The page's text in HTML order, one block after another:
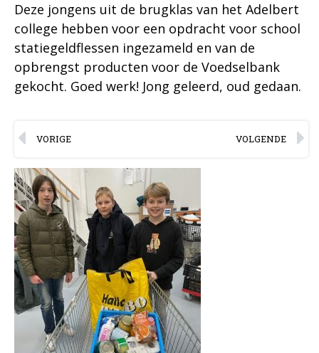
Deze jongens uit de brugklas van het Adelbert
college hebben voor een opdracht voor school
statiegeldflessen ingezameld en van de
opbrengst producten voor de Voedselbank
gekocht. Goed werk! Jong geleerd, oud gedaan.
VORIGE VOLGENDE